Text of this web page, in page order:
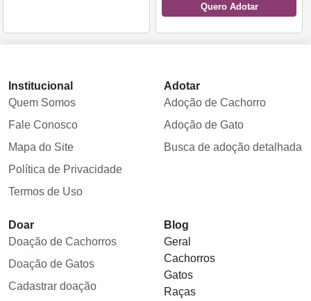
Quero Adotar
Institucional
Quem Somos
Fale Conosco
Mapa do Site
Política de Privacidade
Termos de Uso
Adotar
Adoção de Cachorro
Adoção de Gato
Busca de adoção detalhada
Doar
Doação de Cachorros
Doação de Gatos
Cadastrar doação
Blog
Geral
Cachorros
Gatos
Raças